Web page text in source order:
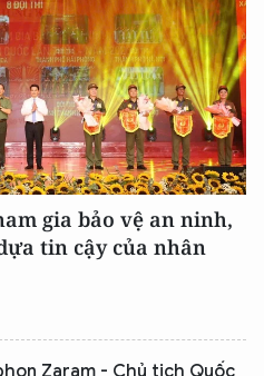
gia bảo vệ an ninh,
tin cậy của nhân
Zaram - Chủ tịch Quốc
CỦA